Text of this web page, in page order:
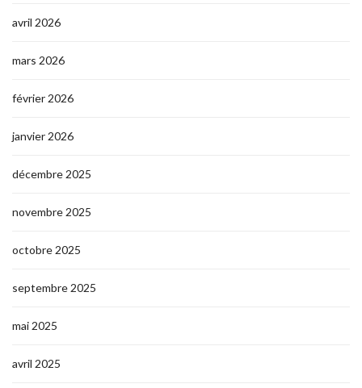
avril 2026
mars 2026
février 2026
janvier 2026
décembre 2025
novembre 2025
octobre 2025
septembre 2025
mai 2025
avril 2025